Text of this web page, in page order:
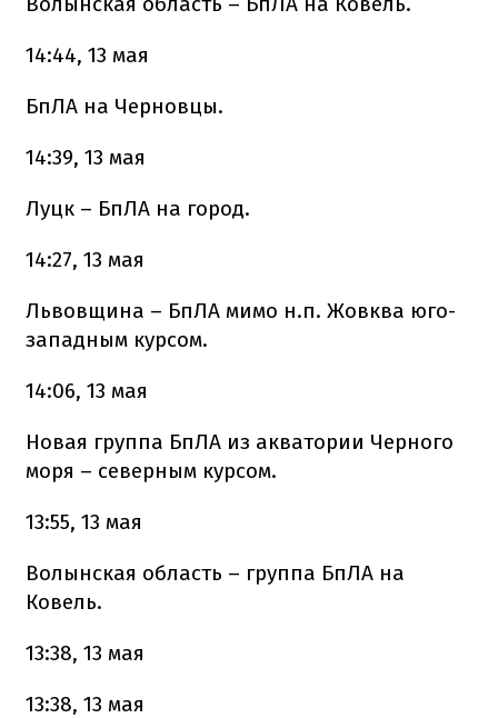
14:44, 13 мая
БпЛА на Черновцы.
14:39, 13 мая
Луцк – БпЛА на город.
14:27, 13 мая
Львовщина – БпЛА мимо н.п. Жовква юго-
западным курсом.
14:06, 13 мая
Новая группа БпЛА из акватории Черного
моря – северным курсом.
13:55, 13 мая
Волынская область – группа БпЛА на
Ковель.
13:38, 13 мая
13:38, 13 мая